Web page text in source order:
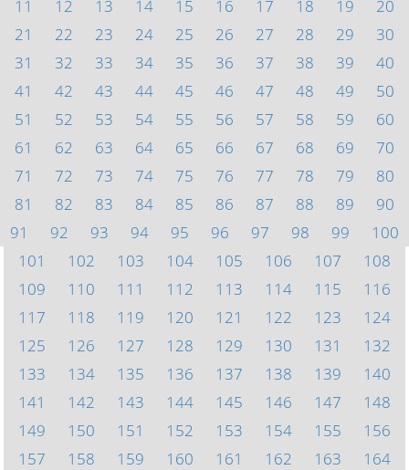
11
12 13 14 15 16 17 18 19
20
21
22 23 24 25 26 27 28 29
30
31
32 33 34 35 36 37 38 39
40
41
42 43 44 45 46 47 48 49
50
51
52 53 54 55 56 57 58 59
60
61
62 63 64 65 66 67 68 69
70
71
72 73 74 75 76 77 78 79
80
81
82 83 84 85 86 87 88 89
90
91
92 93 94 95 96 97 98 99
100
101
102 103 104 105 106 107
108
109
110 111 112 113 114 115
116
117
118 119 120 121 122 123
124
125
126 127 128 129 130 131
132
133
134 135 136 137 138 139
140
141
142 143 144 145 146 147
148
149
150 151 152 153 154 155
156
157
158 159 160 161 162 163
164